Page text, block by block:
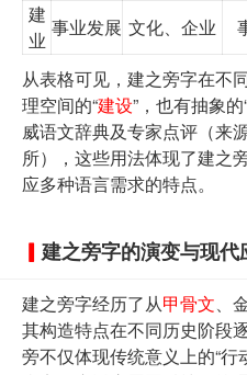
建
业
事业发展 文化、企业
从表格可见，建之旁字在不
理空间的“建设”，也有抽象的
威语文辞典及专家点评（来
所），这些用法体现了建之
应多种语言需求的特点。
建之旁字的演变与现代
建之旁字经历了从甲骨文、
其构造特点在不同历史阶段
旁不仅体现传统意义上的“行